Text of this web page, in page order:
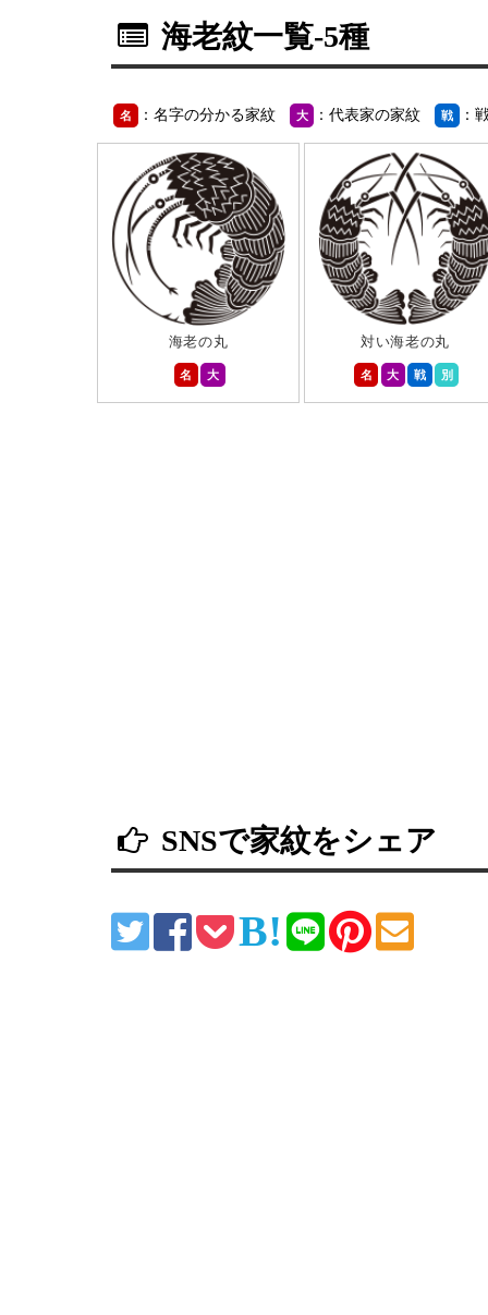
海老紋一覧-5種
名 ：名字の分かる家紋 大 ：代表家の家紋 戦 ：
海老の丸
名
大
対い海老の丸
名
大 戦 別
SNSで家紋をシェア